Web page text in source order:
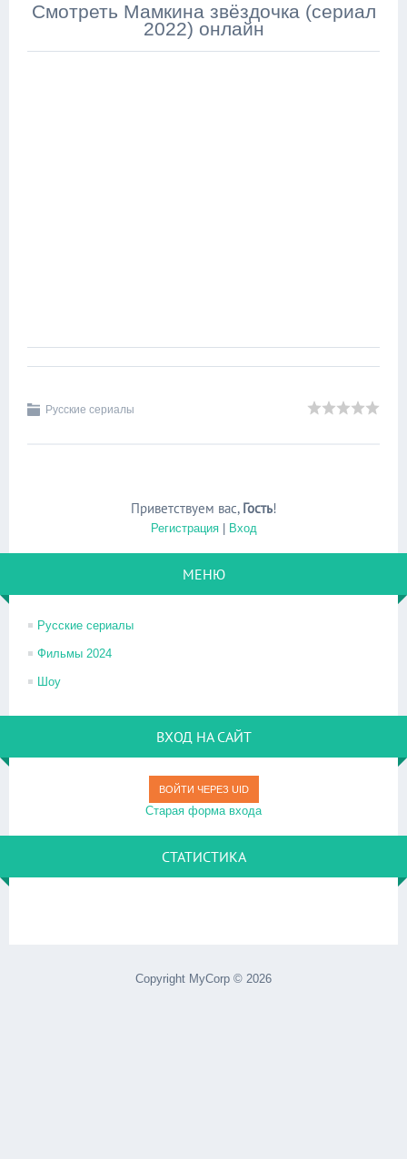
Смотреть Мамкина звёздочка (сериал
2022) онлайн
Русские сериалы
Приветствуем вас, Гость!
Регистрация| Вход
МЕНЮ
Русские сериалы
Фильмы 2024
Шоу
ВХОД НА САЙТ
ВОЙТИ ЧЕРЕЗ UID
Старая форма входа
СТАТИСТИКА
Copyright MyCorp © 2026